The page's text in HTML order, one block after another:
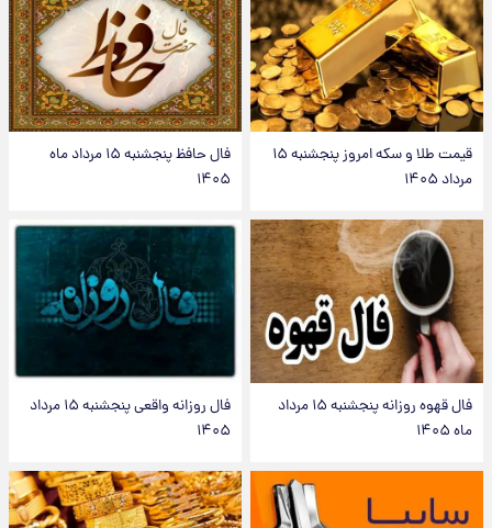
قیمت طلا و سکه امروز پنجشنبه ۱۵
مرداد ۱۴۰۵
فال حافظ پنجشنبه ۱۵ مرداد ماه
۱۴۰۵
فال قهوه روزانه پنجشنبه ۱۵ مرداد
ماه ۱۴۰۵
فال روزانه واقعی پنجشنبه ۱۵ مرداد
۱۴۰۵